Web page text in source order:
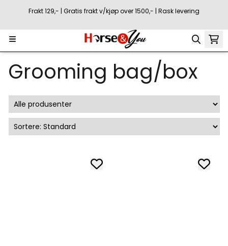
Hopp til innhold
Frakt 129,- | Gratis frakt v/kjøp over 1500,- | Rask levering
Grooming bag/box